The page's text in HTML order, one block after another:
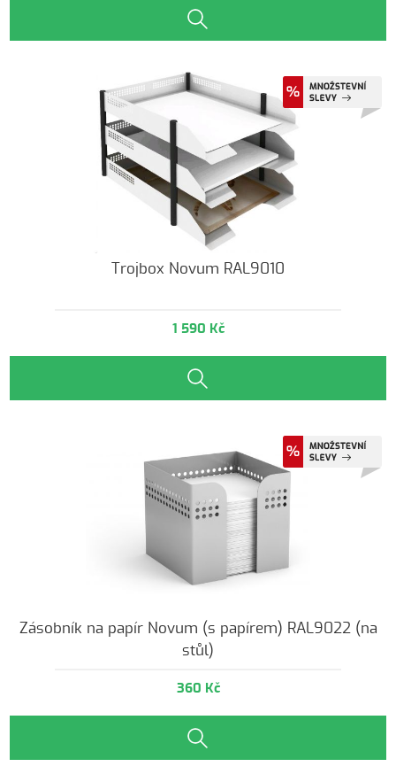
Trojbox Novum RAL9010
1 590 Kč
Zásobník na papír Novum (s papírem) RAL9022 (na
stůl)
360 Kč